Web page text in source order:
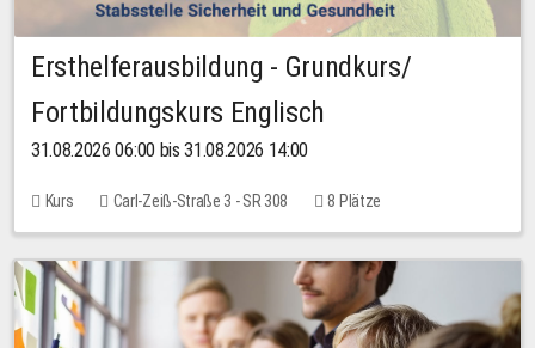
Ersthelferausbildung - Grundkurs/
Fortbildungskurs Englisch
31.08.2026 06:00 bis 31.08.2026 14:00
Kurs Carl-Zeiß-Straße 3 - SR 308 8 Plätze